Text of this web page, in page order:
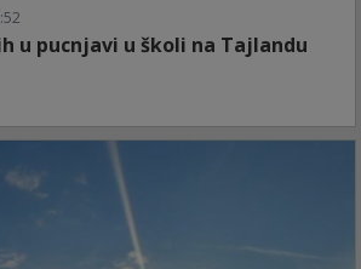
u pucnjavi u školi na Tajlandu